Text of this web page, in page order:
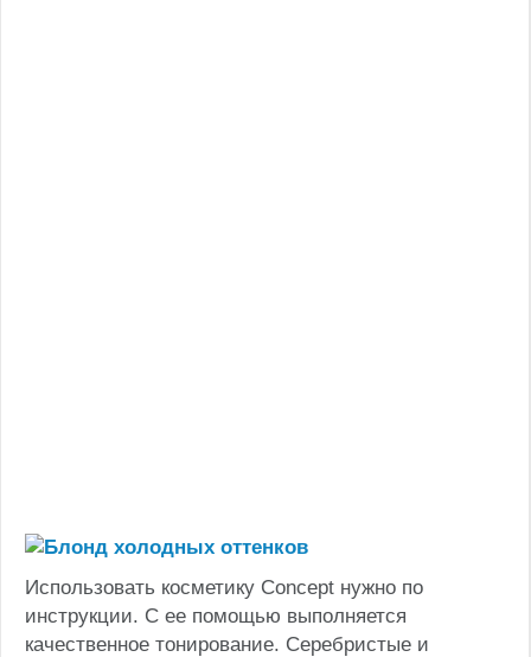
Использовать косметику Concept нужно по
инструкции. С ее помощью выполняется
качественное тонирование. Серебристые и